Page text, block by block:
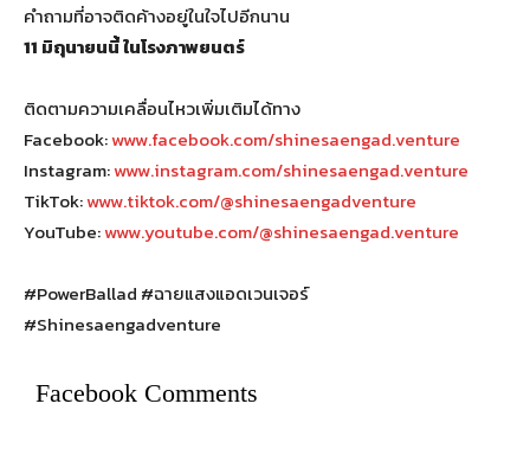
คำถามที่อาจติดค้างอยู่ในใจไปอีกนาน
11 มิถุนายนนี้ ในโรงภาพยนตร์
ติดตามความเคลื่อนไหวเพิ่มเติมได้ทาง
Facebook:www.facebook.com/shinesaengad.venture
Instagram:www.instagram.com/shinesaengad.venture
TikTok:www.tiktok.com/@shinesaengadventure
YouTube:www.youtube.com/@shinesaengad.venture
#PowerBallad #ฉายแสงแอดเวนเจอร์
#Shinesaengadventure
Facebook Comments